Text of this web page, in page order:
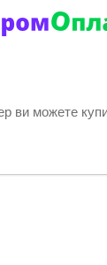
ви можете